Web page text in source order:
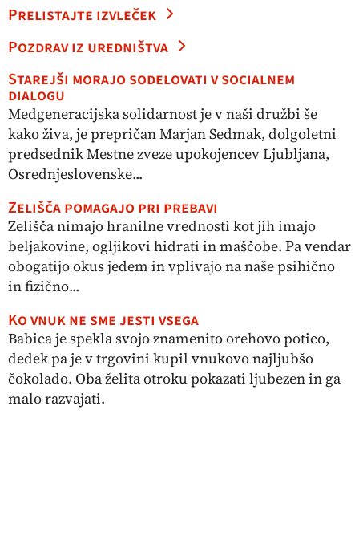
Prelistajte izvleček
Pozdrav iz uredništva
Starejši morajo sodelovati v socialnem
dialogu
Medgeneracijska solidarnost je v naši družbi še
kako živa, je prepričan Marjan Sedmak, dolgoletni
predsednik Mestne zveze upokojencev Ljubljana,
Osrednjeslovenske...
Zelišča pomagajo pri prebavi
Zelišča nimajo hranilne vrednosti kot jih imajo
beljakovine, ogljikovi hidrati in maščobe. Pa vendar
obogatijo okus jedem in vplivajo na naše psihično
in fizično...
Ko vnuk ne sme jesti vsega
Babica je spekla svojo znamenito orehovo potico,
dedek pa je v trgovini kupil vnukovo najljubšo
čokolado. Oba želita otroku pokazati ljubezen in ga
malo razvajati.